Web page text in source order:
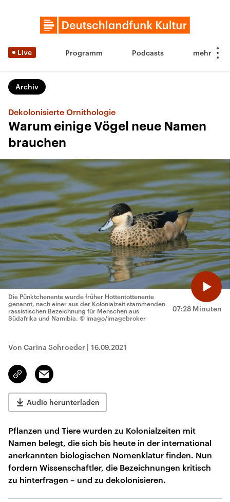
Live Programm Podcasts
Archiv
Dekolonisierte Ornithologie
Warum einige Vögel neue Namen
brauchen
07:28 Minuten
Die Pünktchenente wurde früher Hottentottenente
genannt, nach einer aus der Kolonialzeit stammenden
rassistischen Bezeichnung für Menschen aus
Südafrika und Namibia. © imago/imagebroker
Von Carina Schroeder | 16.09.2021
Link
kopieren/teilen
Email
Audio herunterladen
Pflanzen und Tiere wurden zu Kolonialzeiten mit
Namen belegt, die sich bis heute in der international
anerkannten biologischen Nomenklatur finden. Nun
fordern Wissenschaftler, die Bezeichnungen kritisch
zu hinterfragen – und zu dekolonisieren.